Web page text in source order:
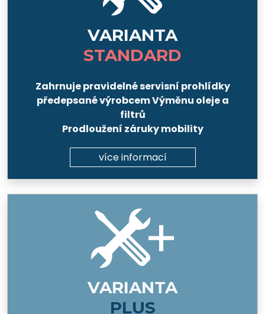
VARIANTA
STANDARD
Zahrnuje pravidelné servisní prohlídky
předepsané výrobcem Výměnu oleje a
filtrů
Prodloužení záruky mobility
více informací
VARIANTA
PLUS